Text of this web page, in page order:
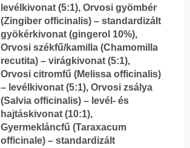
levélkivonat (5:1), Orvosi gyömbér
(Zingiber officinalis) – standardizált
gyökérkivonat (gingerol 10%),
Orvosi székfű/kamilla (Chamomilla
recutita) – virágkivonat (5:1),
Orvosi citromfű (Melissa officinalis)
– levélkivonat (5:1), Orvosi zsálya
(Salvia officinalis) – levél- és
hajtáskivonat (10:1),
Gyermekláncfű (Taraxacum
officinale) – standardizált